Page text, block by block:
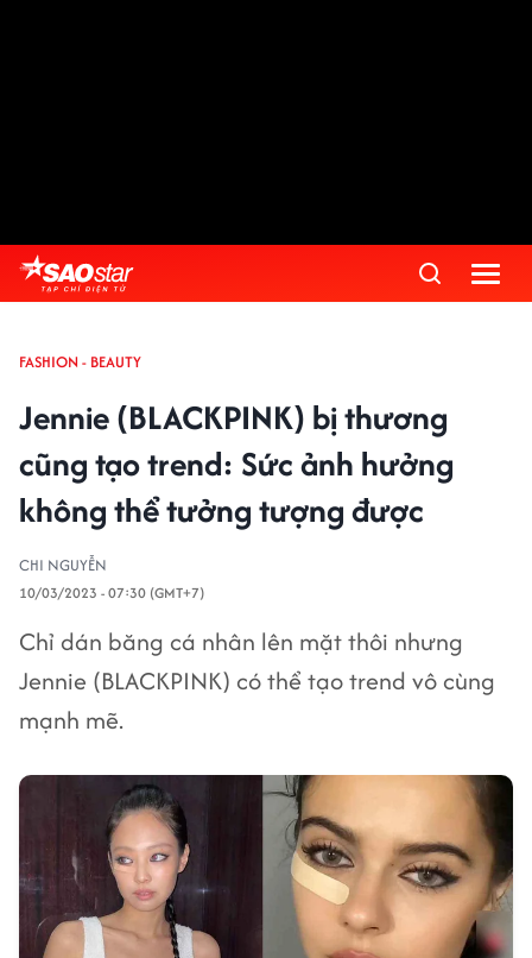
FASHION - BEAUTY
Jennie (BLACKPINK) bị thương
cũng tạo trend: Sức ảnh hưởng
không thể tưởng tượng được
CHI NGUYỄN
10/03/2023 - 07:30 (GMT+7)
Chỉ dán băng cá nhân lên mặt thôi nhưng
Jennie (BLACKPINK) có thể tạo trend vô cùng
mạnh mẽ.